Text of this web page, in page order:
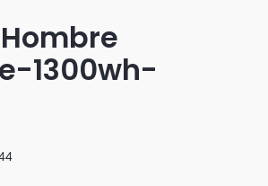
1300wh-